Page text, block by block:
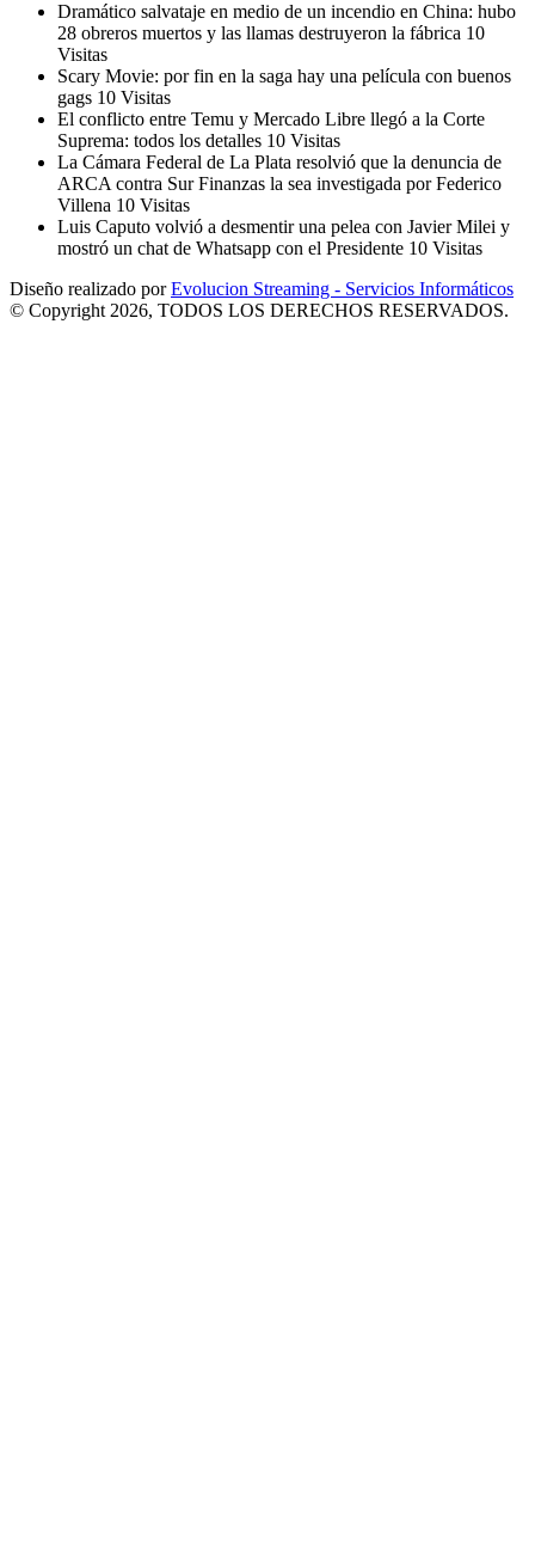
Dramático salvataje en medio de un incendio en China: hubo
28 obreros muertos y las llamas destruyeron la fábrica 10
Visitas
Scary Movie: por fin en la saga hay una película con buenos
gags 10 Visitas
El conflicto entre Temu y Mercado Libre llegó a la Corte
Suprema: todos los detalles 10 Visitas
La Cámara Federal de La Plata resolvió que la denuncia de
ARCA contra Sur Finanzas la sea investigada por Federico
Villena 10 Visitas
Luis Caputo volvió a desmentir una pelea con Javier Milei y
mostró un chat de Whatsapp con el Presidente 10 Visitas
Diseño realizado porEvolucion Streaming - Servicios Informáticos
© Copyright 2026, TODOS LOS DERECHOS RESERVADOS.